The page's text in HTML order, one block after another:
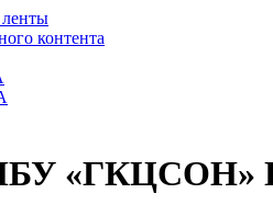
контента
«ГКЦСОН»